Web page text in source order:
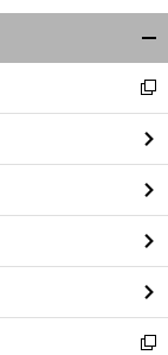
閉
る
新
し
い
ウ
ィ
ン
ド
ウ
で
開
く
新